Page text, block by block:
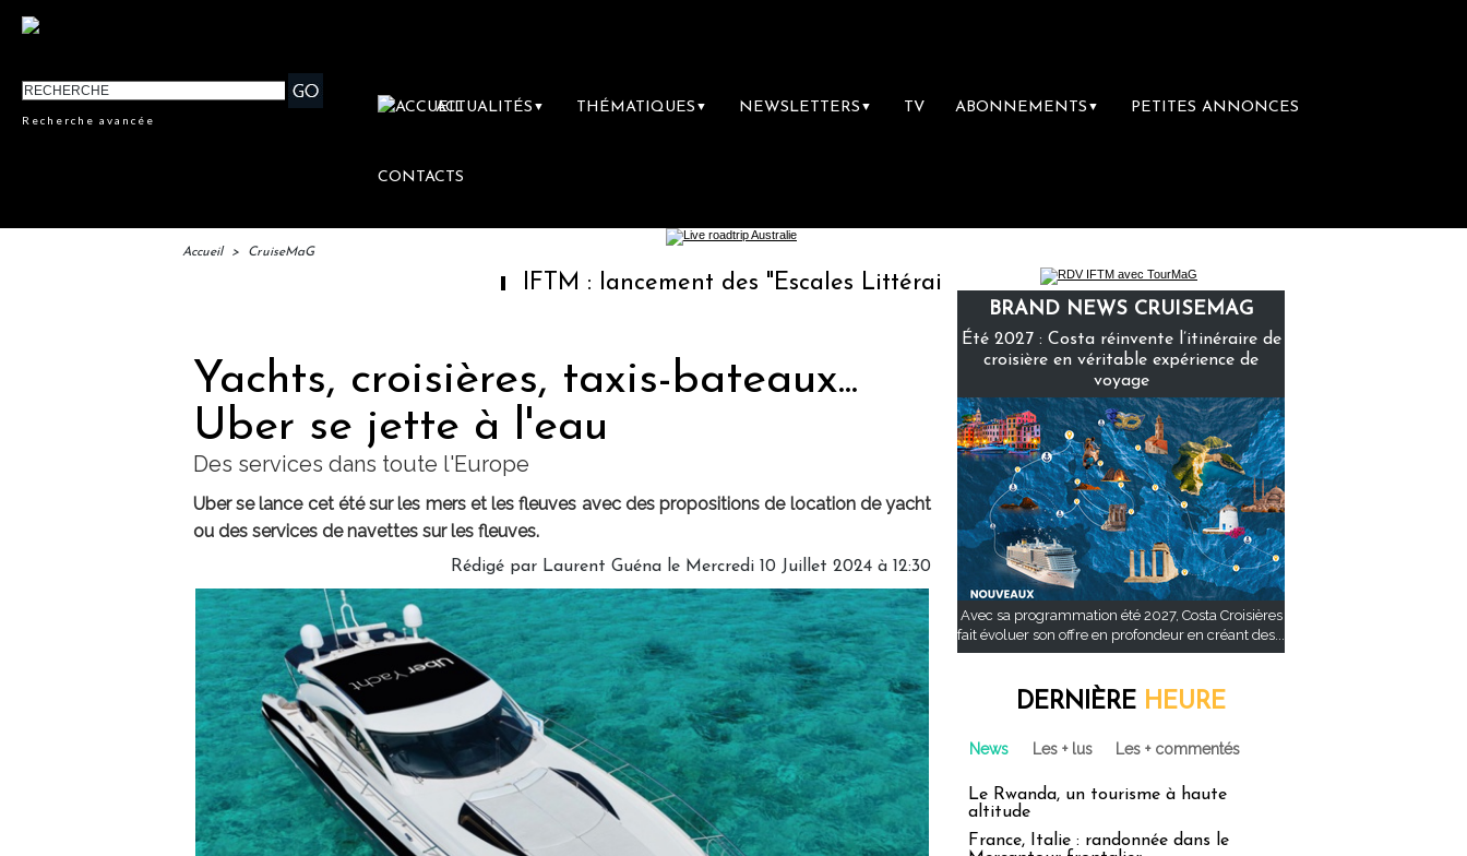
Recherche avancée
ACTUALITÉS ▼ THÉMATIQUES ▼ NEWSLETTERS ▼ TV ABONNEMENTS ▼ PETITES ANNONCES
CONTACTS
Accueil > CruiseMaG
IFTM : lancement des "Escales Littéraires", la première librairie du voyage
Yachts, croisières, taxis-bateaux...
Uber se jette à l'eau
Des services dans toute l'Europe
Uber se lance cet été sur les mers et les fleuves avec des propositions de location de yacht
ou des services de navettes sur les fleuves.
Rédigé par Laurent Guéna le Mercredi 10 Juillet 2024 à 12:30
BRAND NEWS CRUISEMAG
Été 2027 : Costa réinvente l’itinéraire de
croisière en véritable expérience de
voyage
Avec sa programmation été 2027, Costa Croisières
fait évoluer son offre en profondeur en créant des...
DERNIÈRE HEURE
News Les + lus Les + commentés
Le Rwanda, un tourisme à haute
altitude
France, Italie : randonnée dans le